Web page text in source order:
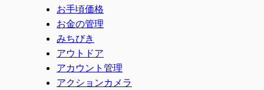
お手頃価格
お金の管理
みちびき
アウトドア
アカウント管理
アクションカメラ